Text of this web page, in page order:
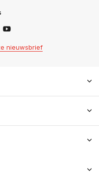
nieuwsbrief